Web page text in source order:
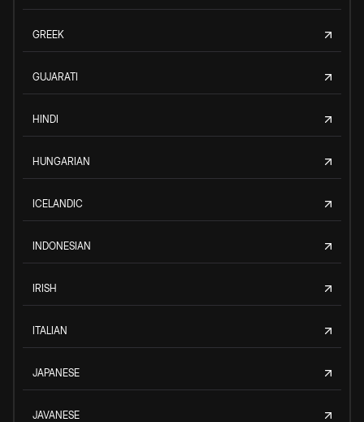
GREEK
GUJARATI
HINDI
HUNGARIAN
ICELANDIC
INDONESIAN
IRISH
ITALIAN
JAPANESE
JAVANESE